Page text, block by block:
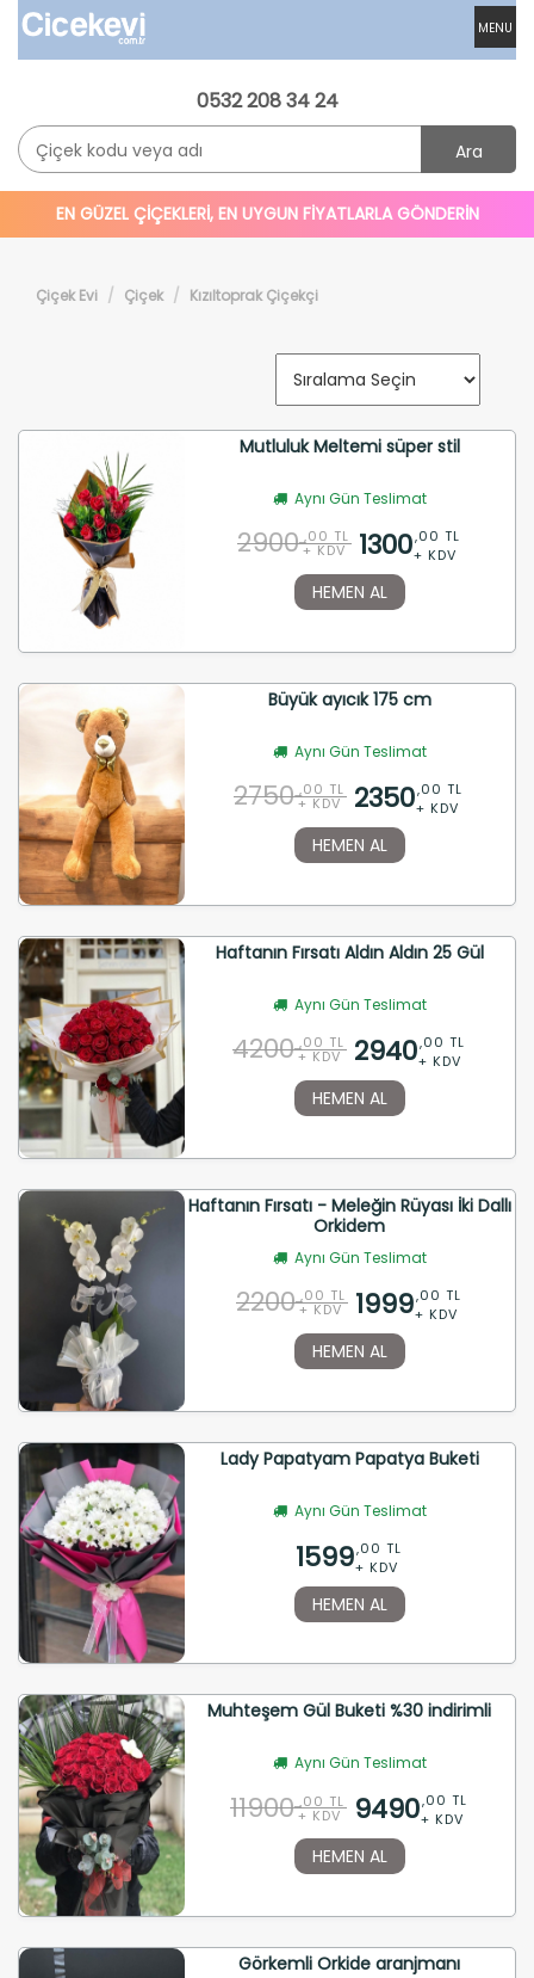
MENU
0532 208 34 24
Ara
EN GÜZEL ÇİÇEKLERİ, EN UYGUN FİYATLARLA GÖNDERİN
Çiçek Evi Çiçek Kızıltoprak Çiçekçi
Mutluluk Meltemi süper stil
Aynı Gün Teslimat
2900 ,00 TL
+ KDV 1300,00 TL
+ KDV
HEMEN AL
Büyük ayıcık 175 cm
Aynı Gün Teslimat
2750 ,00 TL
+ KDV 2350,00 TL
+ KDV
HEMEN AL
Haftanın Fırsatı Aldın Aldın 25 Gül
Aynı Gün Teslimat
4200 ,00 TL
+ KDV 2940,00 TL
+ KDV
HEMEN AL
Haftanın Fırsatı - Meleğin Rüyası İki Dallı
Orkidem
Aynı Gün Teslimat
2200 ,00 TL
+ KDV 1999,00 TL
+ KDV
HEMEN AL
Lady Papatyam Papatya Buketi
Aynı Gün Teslimat
1599,00 TL
+ KDV
HEMEN AL
Muhteşem Gül Buketi %30 indirimli
Aynı Gün Teslimat
11900 ,00 TL
+ KDV 9490,00 TL
+ KDV
HEMEN AL
Görkemli Orkide aranjmanı